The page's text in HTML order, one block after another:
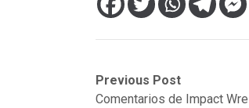
NavegaciónPrevious Post
Comentarios de Impact